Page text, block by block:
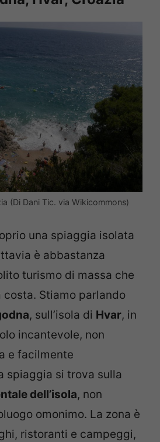
(Di Dani Tic. via Wikicommons)
una spiaggia isolata
è abbastanza
turismo di massa che
Stiamo parlando
, sull’isola di Hvar, in
incantevole, non
e facilmente
spiaggia si trova sulla
dell’isola, non
omonimo. La zona è
ristoranti e campeggi,